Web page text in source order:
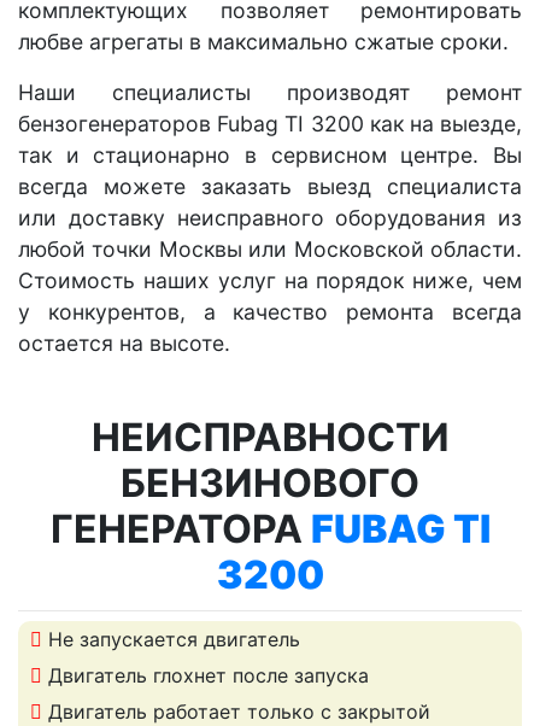
комплектующих позволяет ремонтировать
любве агрегаты в максимально сжатые сроки.
Наши специалисты производят ремонт
бензогенераторов Fubag TI 3200 как на выезде,
так и стационарно в сервисном центре. Вы
всегда можете заказать выезд специалиста
или доставку неисправного оборудования из
любой точки Москвы или Московской области.
Стоимость наших услуг на порядок ниже, чем
у конкурентов, а качество ремонта всегда
остается на высоте.
НЕИСПРАВНОСТИ
БЕНЗИНОВОГО
ГЕНЕРАТОРА FUBAG TI
3200
Не запускается двигатель
Двигатель глохнет после запуска
Двигатель работает только с закрытой